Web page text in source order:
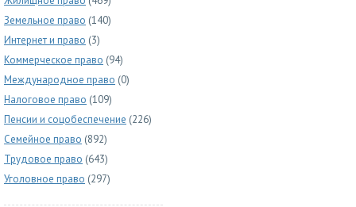
Земельное право (140)
Интернет и право (3)
Коммерческое право (94)
Международное право (0)
Налоговое право (109)
Пенсии и соцобеспечение (226)
Семейное право (892)
Трудовое право (643)
Уголовное право (297)